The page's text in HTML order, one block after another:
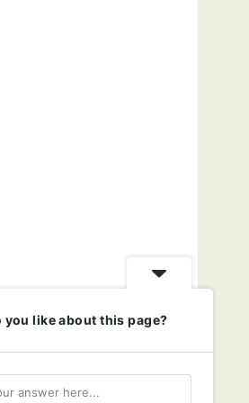
you like about this page?